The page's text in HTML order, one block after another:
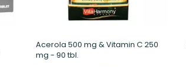
Acerola 500 mg & Vitamin C 250
mg - 90 tbl.